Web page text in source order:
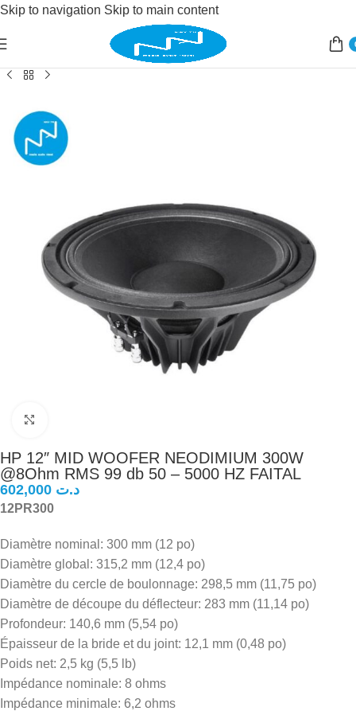
Skip to navigation Skip to main content
Sonorisation/ haut parleur haut parleur mid-woofer
HP 12″ MID WOOFER NEODIMIUM 300W
@8Ohm RMS 99 db 50 – 5000 HZ FAITAL
د.ت
12PR300
Diamètre nominal: 300 mm (12 po)
Diamètre global: 315,2 mm (12,4 po)
Diamètre du cercle de boulonnage: 298,5 mm (11,75 po)
Diamètre de découpe du déflecteur: 283 mm (11,14 po)
Profondeur: 140,6 mm (5,54 po)
Épaisseur de la bride et du joint: 12,1 mm (0,48 po)
Poids net: 2,5 kg (5,5 lb)
Impédance nominale: 8 ohms
Impédance minimale: 6,2 ohms